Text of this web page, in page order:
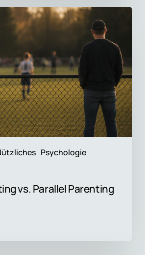
Psychologie
vs. Parallel Parenting